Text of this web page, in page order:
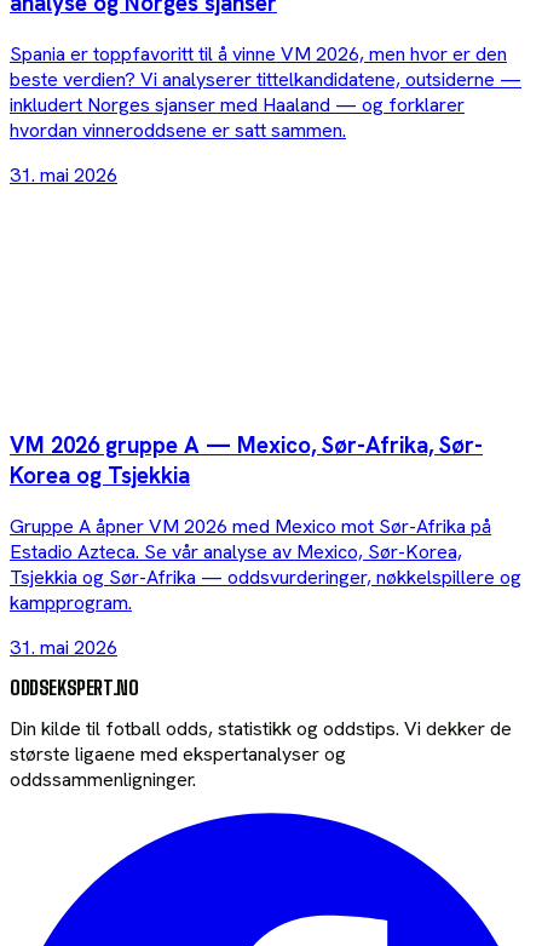
Spania er toppfavoritt til å vinne VM 2026, men hvor er den
beste verdien? Vi analyserer tittelkandidatene, outsiderne —
inkludert Norges sjanser med Haaland — og forklarer
hvordan vinneroddsene er satt sammen.
31. mai 2026
VM 2026 gruppe A — Mexico, Sør-Afrika, Sør-
Korea og Tsjekkia
Gruppe A åpner VM 2026 med Mexico mot Sør-Afrika på
Estadio Azteca. Se vår analyse av Mexico, Sør-Korea,
Tsjekkia og Sør-Afrika — oddsvurderinger, nøkkelspillere og
kampprogram.
31. mai 2026
ODDSEKSPERT.NO
Din kilde til fotball odds, statistikk og oddstips. Vi dekker de
største ligaene med ekspertanalyser og
oddssammenligninger.